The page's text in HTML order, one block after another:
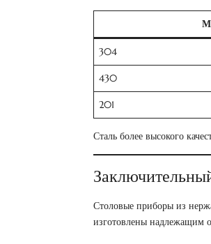
304
430
201
Сталь более высокого
Столовые приборы из
изготовлены надлежащим